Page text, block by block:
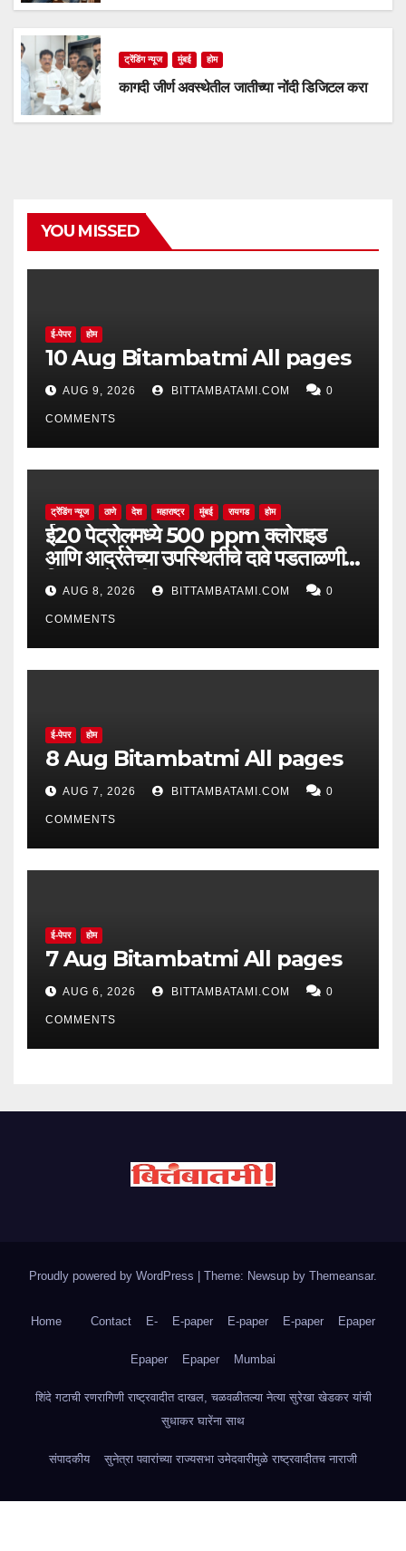
ट्रेंडिंग न्यूज मुंबई होम
कागदी जीर्ण अवस्थेतील जातीच्या नोंदी डिजिटल करा
YOU MISSED
ई-पेपर होम
10 Aug Bitambatmi All pages
AUG 9, 2026 BITTAMBATAMI.COM 0
COMMENTS
ट्रेंडिंग न्यूज ठाणे देश महाराष्ट्र मुंबई रायगड होम
ई20 पेट्रोलमध्ये 500 ppm क्लोराइड
आणि आर्द्रतेच्या उपस्थितीचे दावे पडताळणीत
सिद्ध झाले नाहीत
AUG 8, 2026 BITTAMBATAMI.COM 0
COMMENTS
ई-पेपर होम
8 Aug Bitambatmi All pages
AUG 7, 2026 BITTAMBATAMI.COM 0
COMMENTS
ई-पेपर होम
7 Aug Bitambatmi All pages
AUG 6, 2026 BITTAMBATAMI.COM 0
COMMENTS
Proudly powered by WordPress | Theme: Newsup by Themeansar.
Home Contact E- E-paper E-paper E-paper Epaper
Epaper Epaper Mumbai
शिंदे गटाची रणरागिणी राष्ट्रवादीत दाखल, चळवळीतल्या नेत्या सुरेखा खेडकर यांची
सुधाकर घारेंना साथ
संपादकीय सुनेत्रा पवारांच्या राज्यसभा उमेदवारीमुळे राष्ट्रवादीतच नाराजी